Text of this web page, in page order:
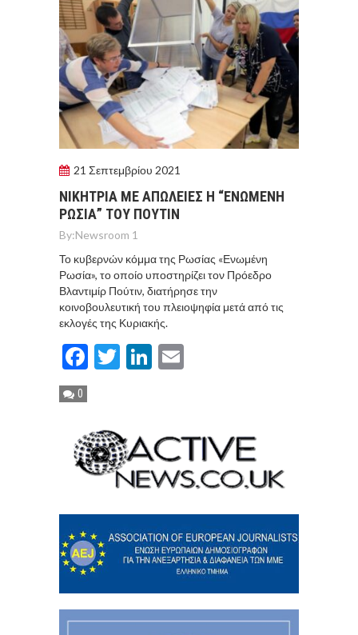
21 Σεπτεμβρίου 2021
ΝΙΚΗΤΡΙΑ ΜΕ ΑΠΩΛΕΙΕΣ Η “ΕΝΩΜΕΝΗ
ΡΩΣΙΑ” ΤΟΥ ΠΟΥΤΙΝ
By:Newsroom 1
Το κυβερνών κόμμα της Ρωσίας «Ενωμένη
Ρωσία», το οποίο υποστηρίζει τον Πρόεδρο
Βλαντιμίρ Πούτιν, διατήρησε την
κοινοβουλευτική του πλειοψηφία μετά από τις
εκλογές της Κυριακής.
Facebook
TwitterLinkedIn
0